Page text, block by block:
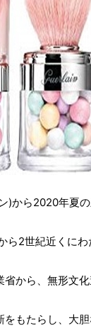
)から2020年夏
ら2世紀近くに
から、無形文
をもたらし、大